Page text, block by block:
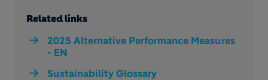
Related links
2025 Alternative Performance Measures
- EN
Sustainability Glossary